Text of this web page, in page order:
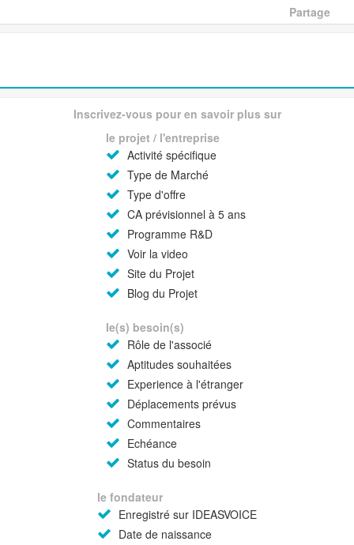
Partage
Inscrivez-vous pour en savoir plus sur
le projet / l'entreprise
Activité spécifique
Type de Marché
Type d'offre
CA prévisionnel à 5 ans
Programme R&D
Voir la video
Site du Projet
Blog du Projet
le(s) besoin(s)
Rôle de l'associé
Aptitudes souhaitées
Experience à l'étranger
Déplacements prévus
Commentaires
Echéance
Status du besoin
le fondateur
Enregistré sur IDEASVOICE
Date de naissance